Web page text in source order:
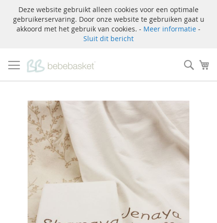
Deze website gebruikt alleen cookies voor een optimale
gebruikerservaring. Door onze website te gebruiken gaat u
akkoord met het gebruik van cookies. - Meer informatie -
Sluit dit bericht
naar
de
inhoud
Zoek